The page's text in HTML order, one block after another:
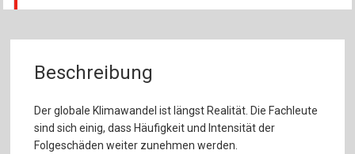
Beschreibung
Der globale Klimawandel ist längst Realität. Die Fachleute
sind sich einig, dass Häufigkeit und Intensität der
Folgeschäden weiter zunehmen werden.